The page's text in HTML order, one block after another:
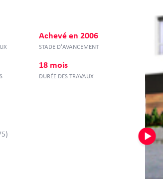
Achevé en 2006
STADE D'AVANCEMENT
18 mois
DURÉE DES TRAVAUX